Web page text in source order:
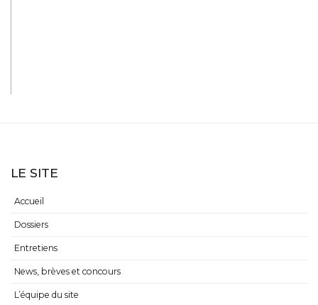
LE SITE
Accueil
Dossiers
Entretiens
News, brèves et concours
L’équipe du site